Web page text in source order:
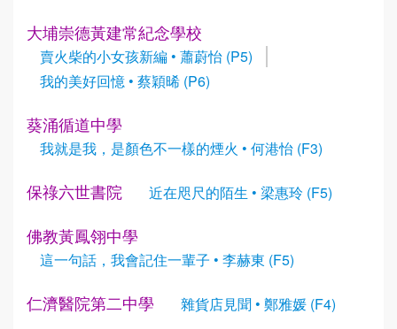
大埔崇德黃建常紀念學校
賣火柴的小女孩新編 • 蕭蔚怡 (P5)
我的美好回憶 • 蔡穎晞 (P6)
葵涌循道中學
我就是我，是顏色不一樣的煙火 • 何港怡 (F3)
保祿六世書院 近在咫尺的陌生 • 梁惠玲 (F5)
佛教黃鳳翎中學
這一句話，我會記住一輩子 • 李赫東 (F5)
仁濟醫院第二中學 雜貨店見聞 • 鄭雅媛 (F4)